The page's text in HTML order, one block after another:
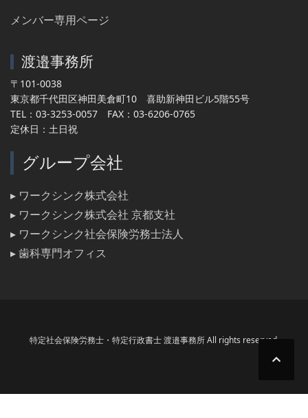
メンバー専用ページ
渡邉事務所
〒101-0038
東京都千代田区神田美倉町10 喜助新神田ビル5階55号
TEL：03-3253-0057 FAX：03-6206-0765
定休日：土日祝
グループ会社
▸ ワークシンク株式会社
▸ ワークシンク株式会社 京都支社
▸ ワークシンク社会保険労務士法人
▸ 歯科専門オフィス
特定社会保険労務士・特定行政書士 渡邉事務所 All rights reserved.